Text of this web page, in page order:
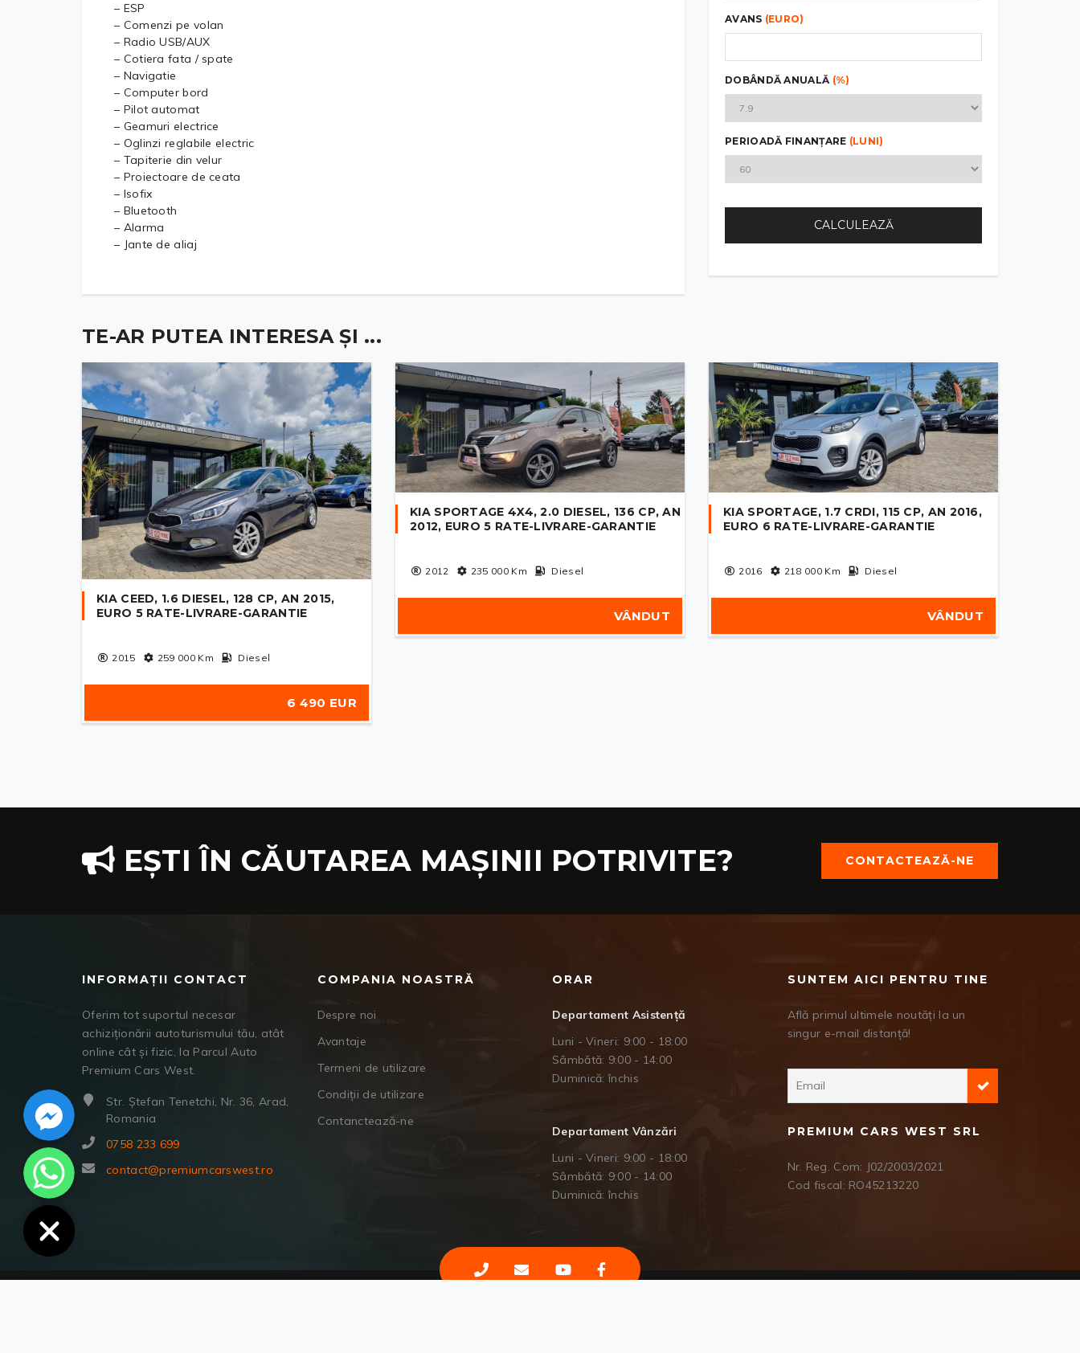
– ESP
– Comenzi pe volan
– Radio USB/AUX
– Cotiera fata / spate
– Navigatie
– Computer bord
– Pilot automat
– Geamuri electrice
– Oglinzi reglabile electric
– Tapiterie din velur
– Proiectoare de ceata
– Isofix
– Bluetooth
– Alarma
– Jante de aliaj
AVANS (EURO)
DOBÂNDĂ ANUALĂ (%)
PERIOADĂ FINANȚARE (LUNI)
CALCULEAZĂ
TE-AR PUTEA INTERESA ȘI ...
KIA CEED, 1.6 DIESEL, 128 CP, AN 2015,
EURO 5 RATE-LIVRARE-GARANTIE
2015 259 000Km Diesel
6 490 EUR
KIA SPORTAGE 4X4, 2.0 DIESEL, 136 CP, AN
2012, EURO 5 RATE-LIVRARE-GARANTIE
2012 235 000Km Diesel
VÂNDUT
KIA SPORTAGE, 1.7 CRDI, 115 CP, AN 2016,
EURO 6 RATE-LIVRARE-GARANTIE
2016 218 000Km Diesel
VÂNDUT
EȘTI ÎN CĂUTAREA MAȘINII POTRIVITE? CONTACTEAZĂ-NE
INFORMAȚII CONTACT
Oferim tot suportul necesar
achiziționării autoturismului tău, atât
online cât și fizic, la Parcul Auto
Premium Cars West.
Str. Ștefan Tenetchi, Nr. 36, Arad,
Romania
0758 233 699
contact@premiumcarswest.ro
COMPANIA NOASTRĂ
Despre noi
Avantaje
Termeni de utilizare
Condiții de utilizare
Contanctează-ne
ORAR
Departament Asistență
Luni - Vineri: 9:00 - 18:00
Sâmbătă: 9:00 - 14:00
Duminică: închis
Departament Vânzări
Luni - Vineri: 9:00 - 18:00
Sâmbătă: 9:00 - 14:00
Duminică: închis
SUNTEM AICI PENTRU TINE
Află primul ultimele noutăți la un
singur e-mail distanță!
PREMIUM CARS WEST SRL
Nr. Reg. Com: J02/2003/2021
Cod fiscal: RO45213220
Facebook Messenger
WhatsApp